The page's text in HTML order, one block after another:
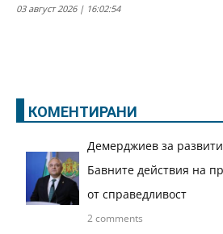
03 август 2026 | 16:02:54
КОМЕНТИРАНИ
Демерджиев за
Бавните действия на
от справедливост
2 comments